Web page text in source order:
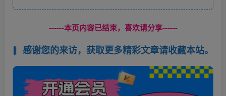
------本页内容已结束，喜欢请分享------
感谢您的来访，获取更多精彩文章请收藏本站。